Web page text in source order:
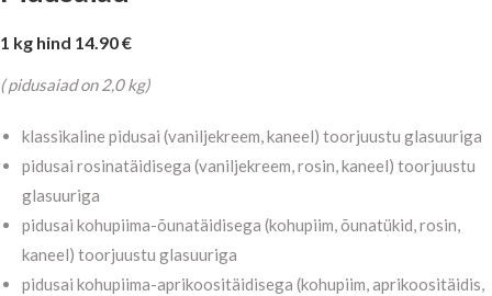
1 kg hind 14.90 €
( pidusaiad on 2,0 kg)
klassikaline pidusai (vaniljekreem, kaneel) toorjuustu glasuuriga
pidusai rosinatäidisega (vaniljekreem, rosin, kaneel) toorjuustu
glasuuriga
pidusai kohupiima-õunatäidisega (kohupiim, õunatükid, rosin,
kaneel) toorjuustu glasuuriga
pidusai kohupiima-aprikoositäidisega (kohupiim, aprikoositäidis,